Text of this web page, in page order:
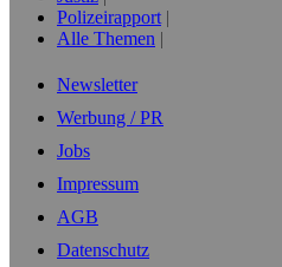
Polizeirapport
Alle Themen
Newsletter
Werbung / PR
Jobs
Impressum
AGB
Datenschutz